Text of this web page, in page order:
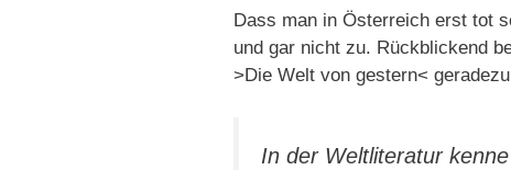
Dass man in Österreich erst tot
und gar nicht zu. Rückblickend
>Die Welt von gestern<
In der Weltliteratur